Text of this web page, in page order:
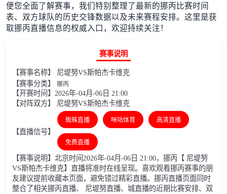
足球新闻
篮球新闻
便您全面了解赛事，我们特别整理了最新的挪丙比赛时间
表、双方球队的历史交锋数据以及未来赛程安排。这里是获
取挪丙直播信息的权威入口，欢迎持续关注！
赛事说明
【赛事名称】 尼堤努VS斯帕杰卡维克
【赛事分类】 挪丙
【开赛时间】2026年-04月-06日 21:00
【对阵双方】 尼堤努VS斯帕杰卡维克
【直播信号】
蜘蛛直播 咪咕体育 高清直播
免费直播
【赛事说明】北京时间2026年-04月-06日 21:00，挪丙【 尼堤努
VS斯帕杰卡维克】直播将准时在线呈现。喜欢观看挪丙赛事的朋
友建议提前收藏本页面，避免错过精彩直播。挪丙直播页面同时
整合了相关挪丙直播、 尼堤努直播、城直播的近期比赛安排、双